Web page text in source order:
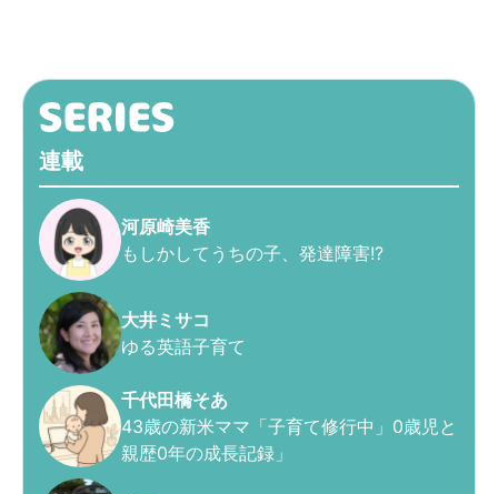
連載
河原崎美香
もしかしてうちの子、発達障害!?
大井ミサコ
ゆる英語子育て
千代田橋そあ
43歳の新米ママ「子育て修行中」0歳児と
親歴0年の成長記録」